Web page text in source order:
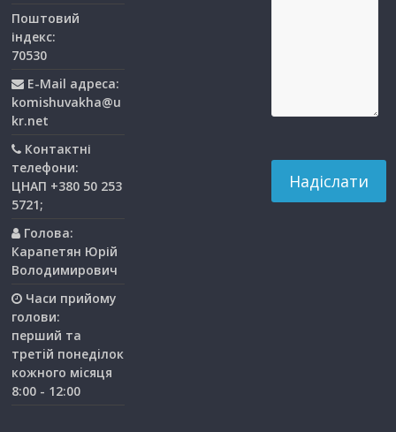
Поштовий
індекс:
70530
E-Mail адреса:
komishuvakha@u
kr.net
Контактні
телефони:
ЦНАП +380 50 253
5721;
Голова:
Карапетян Юрій
Володимирович
Часи прийому
голови:
перший та
третiй понедiлок
кожного мiсяця
8:00 - 12:00